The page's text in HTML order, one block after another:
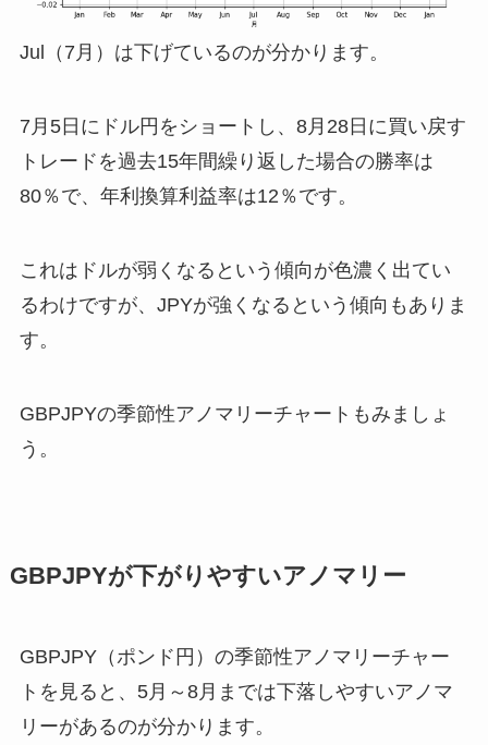
Jul（7月）は下げているのが分かります。
7月5日にドル円をショートし、8月28日に買い戻す
トレードを過去15年間繰り返した場合の勝率は
80％で、年利換算利益率は12％です。
これはドルが弱くなるという傾向が色濃く出てい
るわけですが、JPYが強くなるという傾向もありま
す。
GBPJPYの季節性アノマリーチャートもみましょ
う。
GBPJPYが下がりやすいアノマリー
GBPJPY（ポンド円）の季節性アノマリーチャー
トを見ると、5月～8月までは下落しやすいアノマ
リーがあるのが分かります。